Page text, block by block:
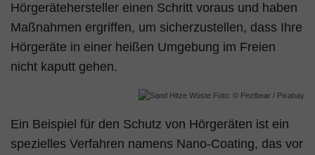
Hörgerätehersteller einen Schritt voraus und haben
Maßnahmen ergriffen, um sicherzustellen, dass Ihre
Hörgeräte in einer heißen Umgebung im Freien
nicht kaputt gehen.
Foto: © Pezibear / Pixabay
Ein Beispiel für den Schutz von Hörgeräten ist ein
spezielles Verfahren namens Nano-Coating, das vor